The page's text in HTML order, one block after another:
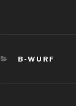
KATEGORIEN
B-WURF